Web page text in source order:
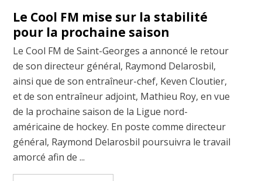
Le Cool FM mise sur la stabilité
pour la prochaine saison
Le Cool FM de Saint-Georges a annoncé le retour
de son directeur général, Raymond Delarosbil,
ainsi que de son entraîneur-chef, Keven Cloutier,
et de son entraîneur adjoint, Mathieu Roy, en vue
de la prochaine saison de la Ligue nord-
américaine de hockey. En poste comme directeur
général, Raymond Delarosbil poursuivra le travail
amorcé afin de ...